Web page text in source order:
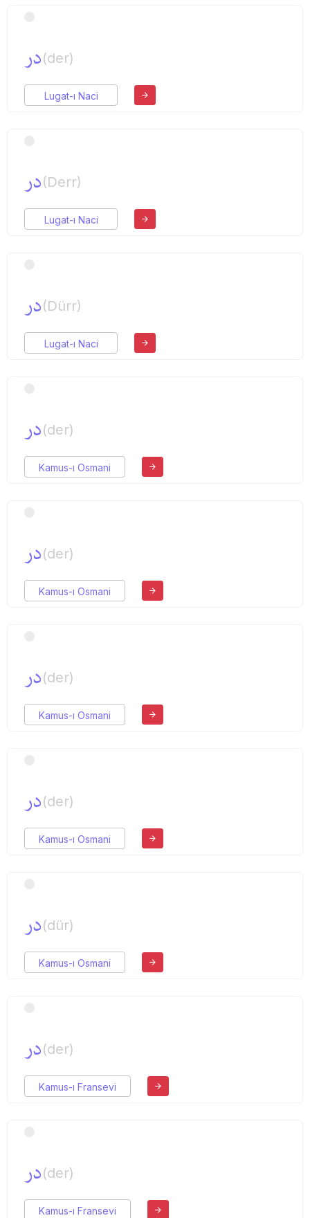
در(der)
Lugat-ı Naci
در(Derr)
Lugat-ı Naci
در(Dürr)
Lugat-ı Naci
در(der)
Kamus-ı Osmani
در(der)
Kamus-ı Osmani
در(der)
Kamus-ı Osmani
در(der)
Kamus-ı Osmani
در(dür)
Kamus-ı Osmani
در(der)
Kamus-ı Fransevi
در(der)
Kamus-ı Fransevi